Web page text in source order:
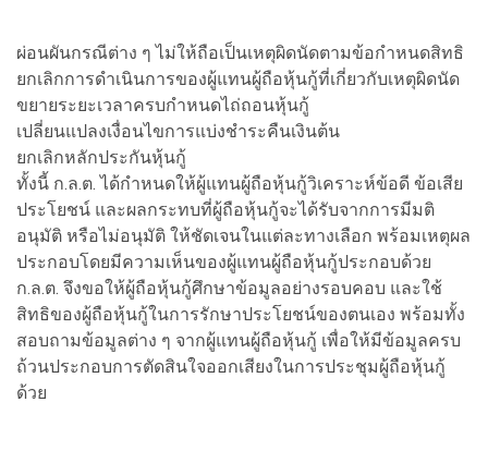
ผ่อนผันกรณีต่าง ๆ ไม่ให้ถือเป็นเหตุผิดนัดตามข้อกำหนดสิทธิ
ยกเลิกการดำเนินการของผู้แทนผู้ถือหุ้นกู้ที่เกี่ยวกับเหตุผิดนัด
ขยายระยะเวลาครบกำหนดไถ่ถอนหุ้นกู้
เปลี่ยนแปลงเงื่อนไขการแบ่งชำระคืนเงินต้น
ยกเลิกหลักประกันหุ้นกู้
ทั้งนี้ ก.ล.ต. ได้กำหนดให้ผู้แทนผู้ถือหุ้นกู้วิเคราะห์ข้อดี ข้อเสีย
ประโยชน์ และผลกระทบที่ผู้ถือหุ้นกู้จะได้รับจากการมีมติ
อนุมัติ หรือไม่อนุมัติ ให้ชัดเจนในแต่ละทางเลือก พร้อมเหตุผล
ประกอบโดยมีความเห็นของผู้แทนผู้ถือหุ้นกู้ประกอบด้วย
ก.ล.ต. จึงขอให้ผู้ถือหุ้นกู้ศึกษาข้อมูลอย่างรอบคอบ และใช้
สิทธิของผู้ถือหุ้นกู้ในการรักษาประโยชน์ของตนเอง พร้อมทั้ง
สอบถามข้อมูลต่าง ๆ จากผู้แทนผู้ถือหุ้นกู้ เพื่อให้มีข้อมูลครบ
ถ้วนประกอบการตัดสินใจออกเสียงในการประชุมผู้ถือหุ้นกู้
ด้วย